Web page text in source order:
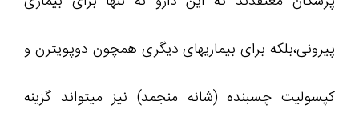
پیرونی،بلکه برای بیماریهای دیگری همچون دوپویترن و
کپسولیت چسبنده (شانه منجمد) نیز میتواند گزینه